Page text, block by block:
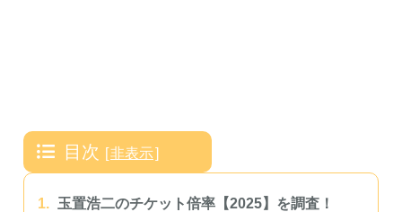
目次 [非表示]
1. 玉置浩二のチケット倍率【2025】を調査！